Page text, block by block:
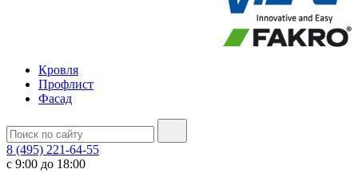
Кровля
Профлист
Фасад
8 (495) 221-64-55
с 9:00 до 18:00